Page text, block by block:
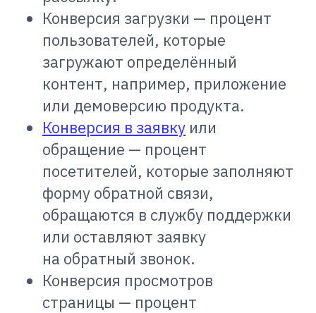
Конверсия загрузки — процент
пользователей, которые
загружают определённый
контент, например, приложение
или демоверсию продукта.
Конверсия в заявку или
обращение — процент
посетителей, которые заполняют
форму обратной связи,
обращаются в службу поддержки
или оставляют заявку
на обратный звонок.
Конверсия просмотров
страницы — процент